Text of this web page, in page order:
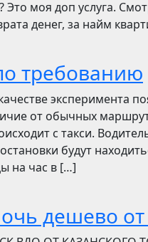
Это моя доп услуга.
денег, за найм
требованию
эксперимента
от обычных
с такси.
будут
на час в […]
дешево